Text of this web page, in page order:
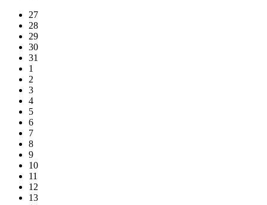
27
28
29
30
31
1
2
3
4
5
6
7
8
9
10
11
12
13